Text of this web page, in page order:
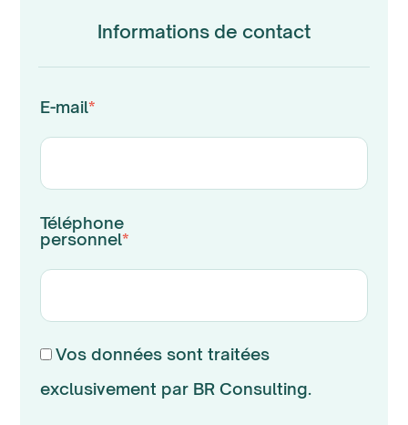
Informations de contact
E-mail*
Téléphone
personnel*
Vos données sont traitées
exclusivement par BR Consulting.